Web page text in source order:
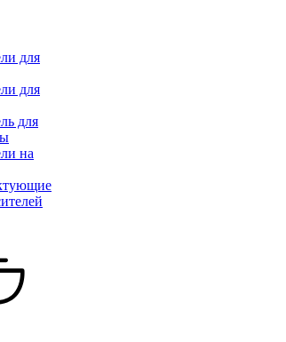
для
для
для
на